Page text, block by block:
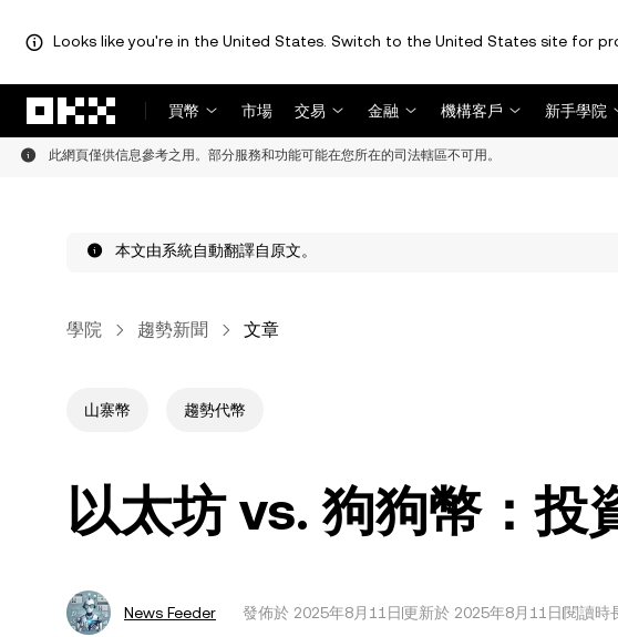
Looks like you're in the United States. Switch to the United States site for
買幣
市場 交易 金融 機構客戶 新手學院
此網頁僅供信息參考之用。部分服務和功能可能在您所在的司法轄區不可用。
本文由系統自動翻譯自原文。
學院 趨勢新聞 文章
山寨幣 趨勢代幣
以太坊 vs. 狗狗幣：投
News Feeder 發佈於 2025年8月11日 更新於 2025年8月11日 閱讀時